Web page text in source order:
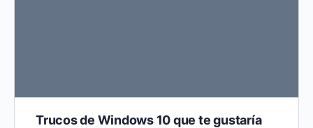
Trucos de Windows 10 que te gustaría